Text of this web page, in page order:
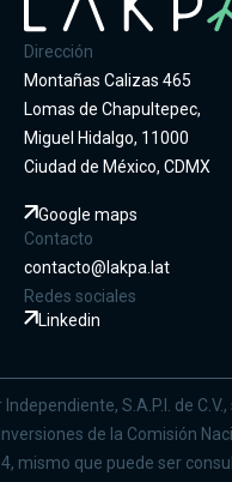
Dirección
Montañas Calizas 465
Lomas de Chapultepec,
Miguel Hidalgo, 11000
Ciudad de México, CDMX
Google maps
Contacto
contacto@lakpa.lat
Redes sociales
Linkedin
S.A.P.I. de
de la Comisión
mismo que puede ser